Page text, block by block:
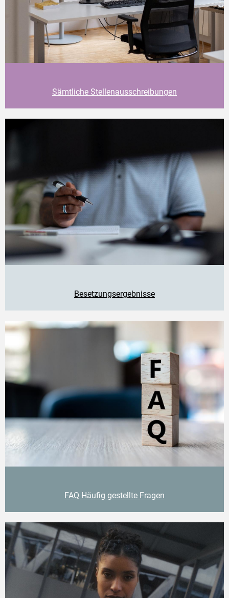
Sämtliche Stellenausschreibungen
Besetzungsergebnisse
FAQ Häufig gestellte Fragen